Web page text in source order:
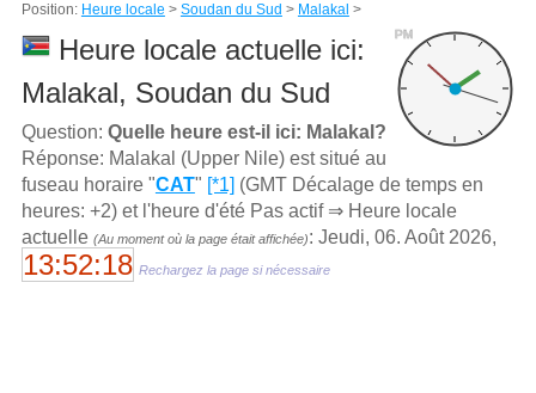
Position: Heure locale > Soudan du Sud > Malakal >
PM
Heure locale actuelle ici:
Malakal, Soudan du Sud
Question: Quelle heure est-il ici: Malakal?
Réponse: Malakal (Upper Nile) est situé au
fuseau horaire "CAT" [*1] (GMT Décalage de temps en
heures: +2) et l'heure d'été Pas actif ⇒ Heure locale
actuelle (Au moment où la page était affichée): Jeudi, 06. Août 2026,
13:52:18 Rechargez la page si nécessaire